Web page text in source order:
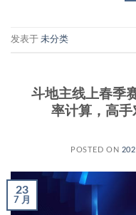
发表于 未分类
斗地主线上春季
率计算，高
POSTED ON
23
7 月